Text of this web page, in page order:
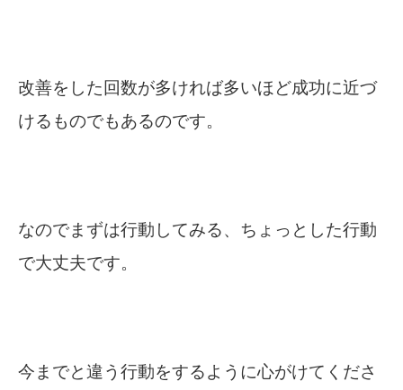
改善をした回数が多ければ多いほど成功に近づ
けるものでもあるのです。
なのでまずは行動してみる、ちょっとした行動
で大丈夫です。
今までと違う行動をするように心がけてくださ